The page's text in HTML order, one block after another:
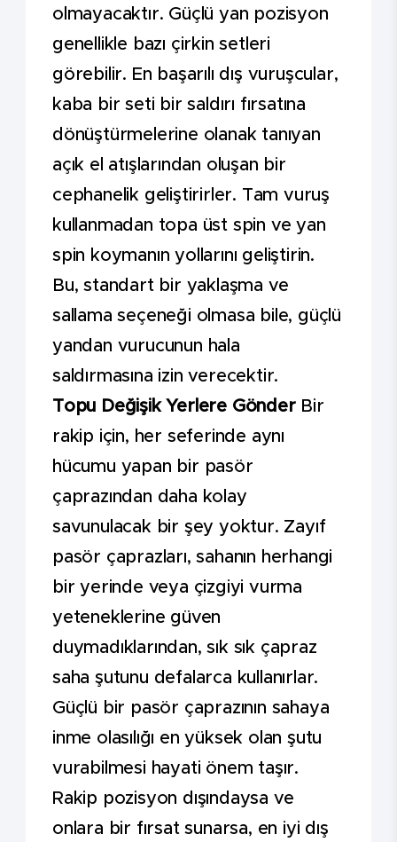
olmayacaktır. Güçlü yan pozisyon
genellikle bazı çirkin setleri
görebilir. En başarılı dış vuruşcular,
kaba bir seti bir saldırı fırsatına
dönüştürmelerine olanak tanıyan
açık el atışlarından oluşan bir
cephanelik geliştirirler. Tam vuruş
kullanmadan topa üst spin ve yan
spin koymanın yollarını geliştirin.
Bu, standart bir yaklaşma ve
sallama seçeneği olmasa bile, güçlü
yandan vurucunun hala
saldırmasına izin verecektir.
Topu Değişik Yerlere Gönder Bir
rakip için, her seferinde aynı
hücumu yapan bir pasör
çaprazından daha kolay
savunulacak bir şey yoktur. Zayıf
pasör çaprazları, sahanın herhangi
bir yerinde veya çizgiyi vurma
yeteneklerine güven
duymadıklarından, sık sık çapraz
saha şutunu defalarca kullanırlar.
Güçlü bir pasör çaprazının sahaya
inme olasılığı en yüksek olan şutu
vurabilmesi hayati önem taşır.
Rakip pozisyon dışındaysa ve
onlara bir fırsat sunarsa, en iyi dış